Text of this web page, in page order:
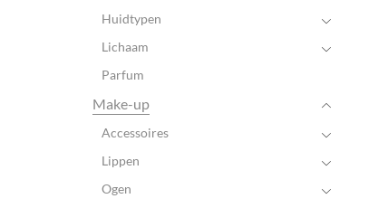
Huidtypen
Lichaam
Parfum
Make-up
Accessoires
Lippen
Ogen